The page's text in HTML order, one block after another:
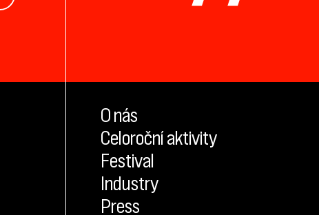
O nás
Celoroční aktivity
Festival
Industry
Press